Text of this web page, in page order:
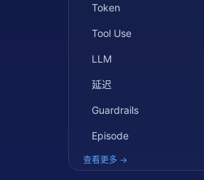
Token
Tool Use
LLM
延迟
Guardrails
Episode
查看更多 →